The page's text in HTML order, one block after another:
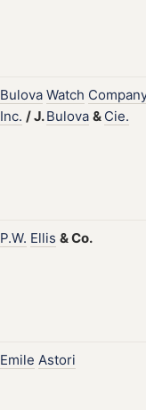
Bulova Watch
Inc. /J.Bulova & Cie.
P.W. Ellis &Co.
Emile Astori